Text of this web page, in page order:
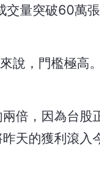
交量突破60萬
說，門檻極高
倍，因為台股
天的獲利滾入